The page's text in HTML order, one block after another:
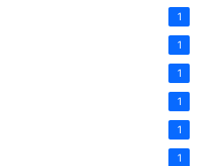
1
1
1
1
1
1